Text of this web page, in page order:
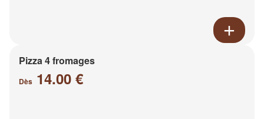
Pizza 4 fromages
Dès 14.00 €